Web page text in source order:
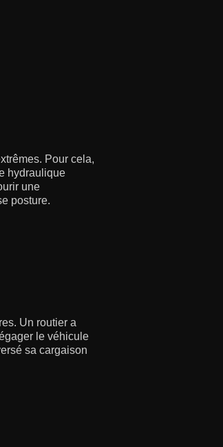
Pour cela,
hydraulique
une
posture.
Un routier a
le véhicule
sa cargaison